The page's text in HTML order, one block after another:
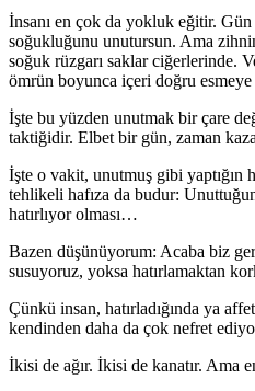
İnsanı en çok da yokluk eğitir. Gün
soğukluğunu unutursun. Ama
soğuk rüzgarı saklar ciğerlerinde.
ömrün boyunca içeri doğru esmeye
İşte bu yüzden unutmak bir çare
taktiğidir. Elbet bir gün, zaman
İşte o vakit, unutmuş gibi yaptığın
tehlikeli hafıza da budur:
hatırlıyor olması…
Bazen düşünüyorum: Acaba biz
susuyoruz, yoksa hatırlamaktan
Çünkü insan, hatırladığında ya
kendinden daha da çok nefret
İkisi de ağır. İkisi de kanatır. Ama